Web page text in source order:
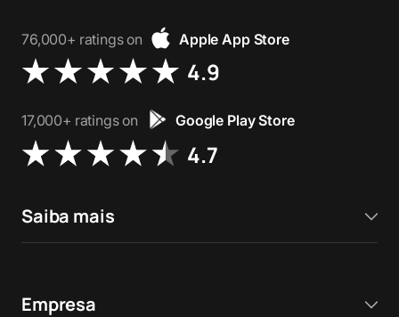
76,000+ ratings on Apple App Store
4.9
17,000+ ratings on Google Play Store
4.7
Saiba mais
Empresa